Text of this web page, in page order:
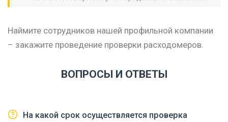
Наймите сотрудников нашей профильной компании
– закажите проведение проверки расходомеров.
ВОПРОСЫ И ОТВЕТЫ
На какой срок осуществляется проверка